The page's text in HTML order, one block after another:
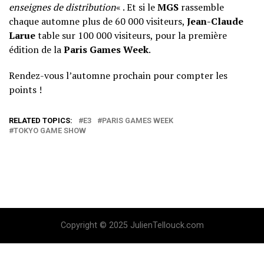
enseignes de distribution« . Et si leMGS rassemble
chaque automne plus de 60 000 visiteurs, Jean-Claude
Laruetable sur 100 000 visiteurs, pour la première
édition de laParis Games Week.
Rendez-vous l’automne prochain pour compter les
points !
RELATED TOPICS: E3
PARIS GAMES WEEK
TOKYO GAME SHOW
Copyright © 2025 JulienTellouck.com